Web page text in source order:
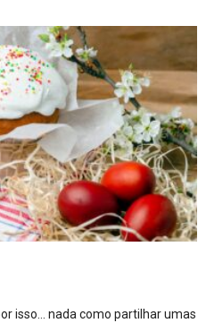
isso… nada como partilhar umas